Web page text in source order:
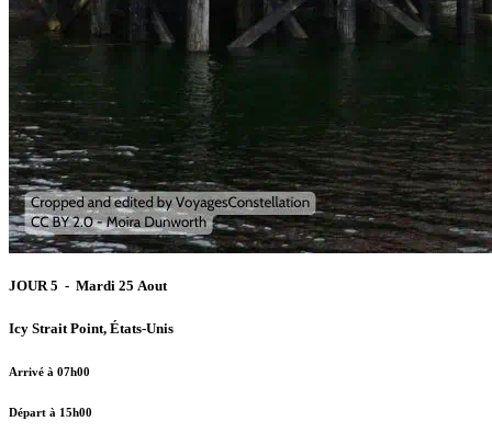
JOUR 5 - Mardi 25 Aout
Icy Strait Point, États-Unis
Arrivé à 07h00
Départ à 15h00